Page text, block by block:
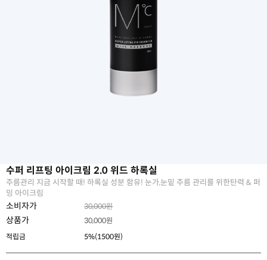
수퍼 리프팅 아이크림 2.0 위드 하록실
주름관리 지금 시작할 때! 하록실 성분 함유! 눈가,눈밑 주름 관리를 위한탄력 & 퍼
밍 아이크림
소비자가 30,000원
상품가 30,000원
적립금
5%(1500원)